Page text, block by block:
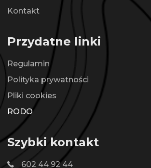
Kontakt
Przydatne linki
Regulamin
Polityka prywatności
Pliki cookies
RODO
Szybki kontakt
602 44 92 44